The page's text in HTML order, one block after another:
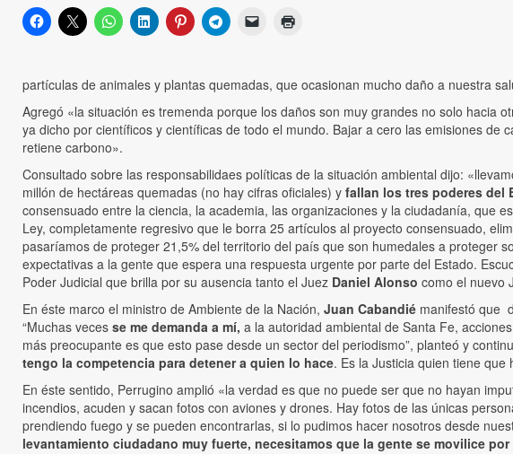
partículas de animales y plantas quemadas, que ocasionan mucho daño a nuestra
Agregó «la situación es tremenda porque los daños son muy grandes no solo hacia
ya dicho por científicos y científicas de todo el mundo. Bajar a cero las emisiones
retiene carbono».
Consultado sobre las responsabilidaes políticas de la situación ambiental dijo:
millón de hectáreas quemadas (no hay cifras oficiales) y fallan los tres poderes del
consensuado entre la ciencia, la academia, las organizaciones y la ciudadanía, que
Ley, completamente regresivo que le borra 25 artículos al proyecto consensuado,
pasaríamos de proteger 21,5% del territorio del país que son humedales a proteger
expectativas a la gente que espera una respuesta urgente por parte del Estado.
Poder Judicial que brilla por su ausencia tanto el Juez Daniel Alonso como el nuevo
En éste marco el ministro de Ambiente de la Nación, Juan Cabandié manifestó que
“Muchas veces se me demanda a mí, a la autoridad ambiental de Santa Fe,
más preocupante es que esto pase desde un sector del periodismo”, planteó y
tengo la competencia para detener a quien lo hace. Es la Justicia quien tiene que
En éste sentido, Perrugino amplió «la verdad es que no puede ser que no hayan
incendios, acuden y sacan fotos con aviones y drones. Hay fotos de las únicas
prendiendo fuego y se pueden encontrarlas, si lo pudimos hacer nosotros desde
levantamiento ciudadano muy fuerte, necesitamos que la gente se movilice